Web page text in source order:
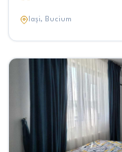
Iași, Bucium